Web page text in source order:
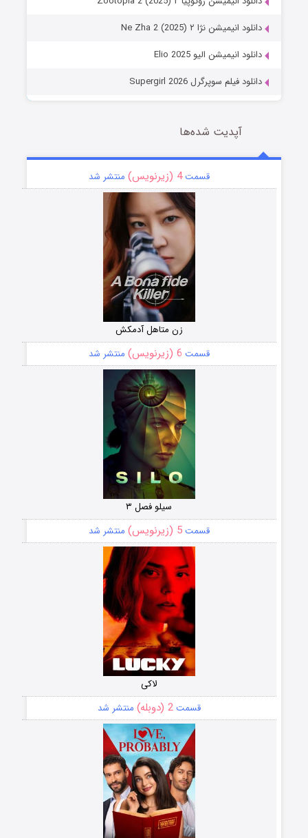
دانلود انیمیشن نژا ۲ Ne Zha 2 (2025)
دانلود انیمیشن الیو Elio 2025
دانلود فیلم سوپرگرل Supergirl 2026
آپدیت شده‌ها
قسمت4 (زیرنویس) منتشر شد
زن متاهل آدمکش
قسمت 6 (زیرنویس) منتشر شد
سیلو فصل ۳
قسمت5 (زیرنویس) منتشر شد
لاکی
قسمت2 (دوبله) منتشر شد